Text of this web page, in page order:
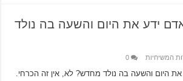
ידע את היום והשעה בה נולד
המשיחיות 0
היום והשעה בה נולד מחדש? לא, אין זה הכרחי.